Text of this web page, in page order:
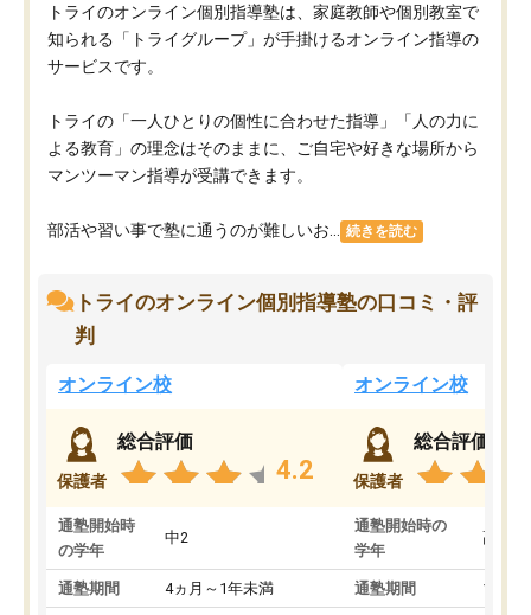
トライのオンライン個別指導塾は、家庭教師や個別教室で
知られる「トライグループ」が手掛けるオンライン指導の
サービスです。
トライの「一人ひとりの個性に合わせた指導」「人の力に
よる教育」の理念はそのままに、ご自宅や好きな場所から
マンツーマン指導が受講できます。
部活や習い事で塾に通うのが難しいお... 続きを読む
トライのオンライン個別指導塾の口コミ・評
判
オンライン校
保護者
総合評価
4.2
通塾開始時
の学年
中2
通塾期間 4ヵ月～1年未満
オンライン校
保護者
総合評価
通塾開始時の
学年
高3
通塾期間 1～3